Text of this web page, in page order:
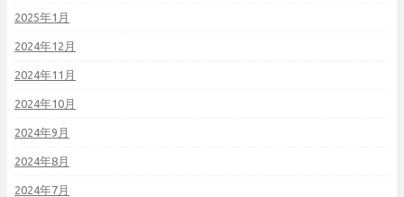
2025年1月
2024年12月
2024年11月
2024年10月
2024年9月
2024年8月
2024年7月